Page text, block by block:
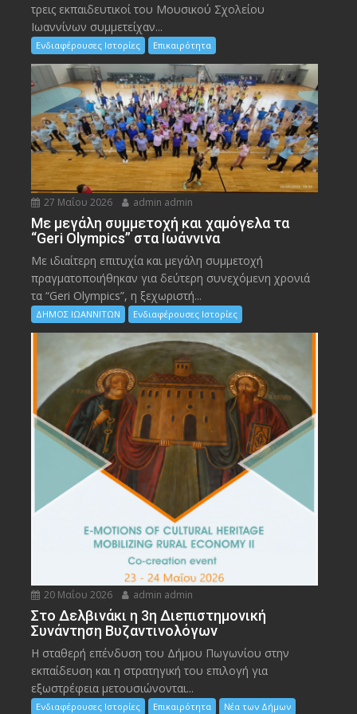
τρεις εκπαιδευτικοί του Μουσικού Σχολείου
Ιωαννίνων συμμετείχαν...
Ενδιαφέρουσες Ιστορίες Επικαιρότητα
27 Μαΐου 2026 admin admin
Με μεγάλη συμμετοχή και χαμόγελα τα
“Geri Olympics” στα Ιωάννινα
Με ιδιαίτερη επιτυχία και μεγάλη συμμετοχή
πραγματοποιήθηκαν για δεύτερη συνεχόμενη χρονιά
τα “Geri Olympics”, η ξεχωριστή...
ΔΗΜΟΣ ΙΩΑΝΝΙΤΩΝ Ενδιαφέρουσες Ιστορίες
20 Μαΐου 2026 admin admin
Στο Δελβινάκι η 3η Διεπιστημονική
Συνάντηση Βυζαντινολόγων
Η σταθερή επένδυση του Δήμου Πωγωνίου στην
εκπαίδευση και η στρατηγική του επιλογή για
εξωστρέφεια μετουσιώνονται...
Ενδιαφέρουσες Ιστορίες Επικαιρότητα Νέα των Δήμων